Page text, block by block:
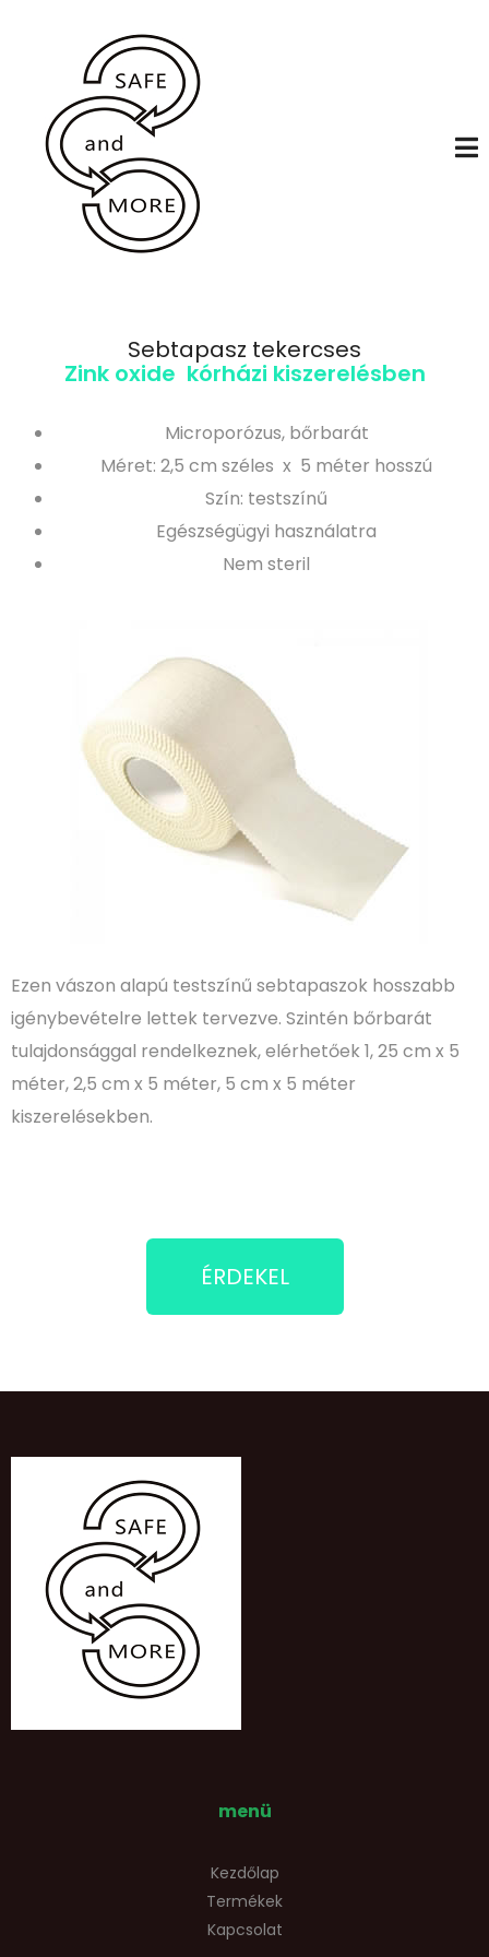
Sebtapasz tekercses
Zink oxide kórházi kiszerelésben
Microporózus, bőrbarát
Méret: 2,5 cm széles x 5 méter hosszú
Szín: testszínű
Egészségügyi használatra
Nem steril
Ezen vászon alapú testszínű sebtapaszok hosszabb
igénybevételre lettek tervezve. Szintén bőrbarát
tulajdonsággal rendelkeznek, elérhetőek 1, 25 cm x 5
méter, 2,5 cm x 5 méter, 5 cm x 5 méter
kiszerelésekben.
ÉRDEKEL
menü
Kezdőlap
Termékek
Kapcsolat